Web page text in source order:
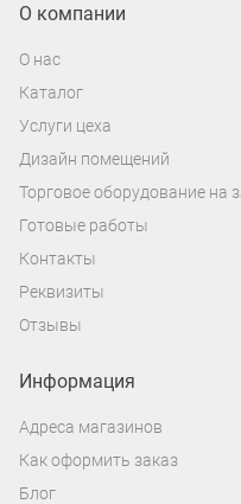
О компании
О нас
Каталог
Услуги цеха
Дизайн помещений
Торговое оборудование на
Готовые работы
Контакты
Реквизиты
Отзывы
Информация
Адреса магазинов
Как оформить заказ
Блог